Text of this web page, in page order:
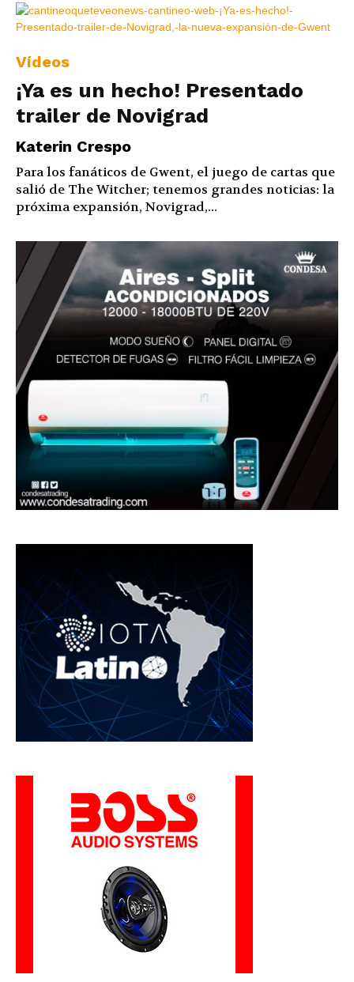
Vídeos
¡Ya es un hecho! Presentado
trailer de Novigrad
Katerin Crespo
Para los fanáticos de Gwent, el juego de cartas que
salió de The Witcher; tenemos grandes noticias: la
próxima expansión, Novigrad,...